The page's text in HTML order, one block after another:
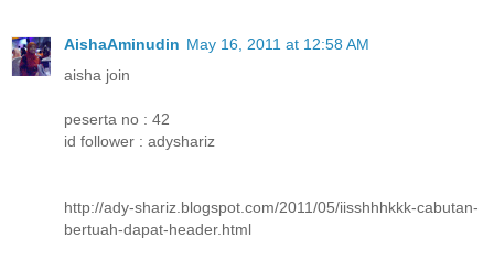
AishaAminudin May 16, 2011 at 12:58 AM
aisha join
peserta no : 42
id follower : adyshariz
http://ady-shariz.blogspot.com/2011/05/iisshhhkkk-cabutan-
bertuah-dapat-header.html